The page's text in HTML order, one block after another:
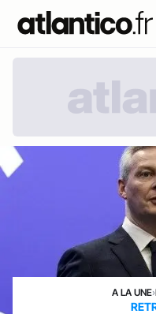
A LA UNE›